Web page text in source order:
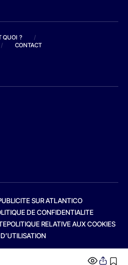
QUOI ?
/
/ CONTACT
SUR ATLANTICO
DE CONFIDENTIALITE
POLITIQUE RELATIVE AUX COOKIES